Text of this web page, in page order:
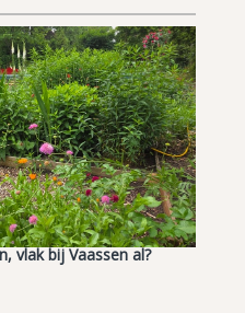
vlak bij Vaassen al?